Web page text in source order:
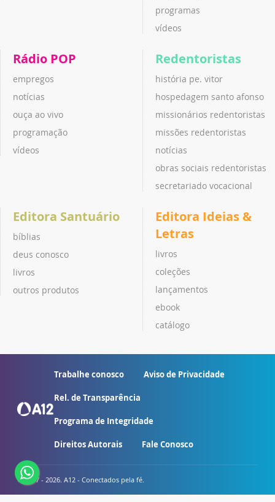
programas
vídeos
Rádio POP
empregos
notícias
ouça ao vivo
programação
vídeos
Redentoristas
história pe. vitor
hospedagem santo afonso
missionários redentoristas
missões redentoristas
notícias
obras sociais redentoristas
secretariado vocacional
Editora Santuário
bíblias
deus conosco
livros
outros produtos
Editora Ideias &
Letras
livros
coleções
lançamentos
ebook
catálogo
Trabalhe conosco Aviso de Privacidade
Rel. de Transparência
Programa de Integridade
Direitos Autorais Fale Conosco
© 2007 - 2026. A12 - Conectados pela fé.